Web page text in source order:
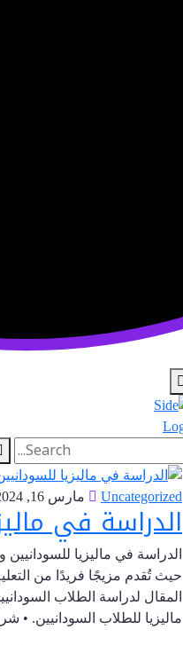
Uncategorized مارس 16, 2024
الدراسة في
حيث تُقدم مزيجًا فريدًا من
المقال لدراسة الطلاب
ماليزيا للطلاب السودانيين. •